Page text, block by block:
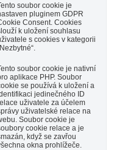
soubor cookie je
pluginem GDPR
Consent. Cookies
k uložení souhlasu
s cookies v kategorii
„Nezbytné“.
soubor cookie je nativní
aplikace PHP. Soubor
se používá k uložení a
jedinečného ID
uživatele za účelem
uživatelské relace na
Soubor cookie je
cookie relace a je
když se zavřou
okna prohlížeče.